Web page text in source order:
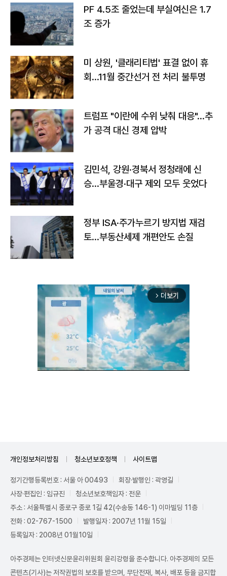
PF 4.5조 줄었는데 부실여신은 1.7
조 증가
미 상원, '클래리티법' 표결 없이 휴
회…11월 중간선거 전 처리 불투명
트럼프 "이란에 수위 낮춰 대응"…추
가 공격 대신 경제 압박
김민석, 강원·경북서 정청래에 신
승…부울경·대구 제외 모두 웃었다
정부 ISA·주가누르기 방지법 재검
토…부동산세제 개편안도 손질
arrow_forward_ios 더보기
개인정보처리방침 청소년보호정책 사이트맵
정기간행등록번호 : 서울 아 00493
회장·발행인 : 곽영길
사장·편집인 : 임규진
청소년보호책임자 : 전운
주소 : 서울특별시 종로구 종로 1길 42(수송동 146-1) 이마빌딩 11층
전화 : 02-767-1500
발행일자 : 2007년 11월 15일
등록일자 : 2008년 01월10일
아주경제는 인터넷신문윤리위원회 윤리강령을 준수합니다. 아주경제의 모든
콘텐츠(기사)는 저작권법의 보호를 받으며, 무단전재, 복사, 배포 등을 금지합